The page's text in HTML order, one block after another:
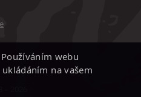
webu
na vašem